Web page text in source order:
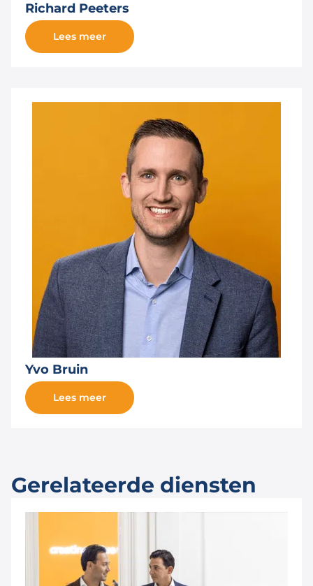
Richard Peeters
Lees meer
Yvo Bruin
Lees meer
Gerelateerde diensten